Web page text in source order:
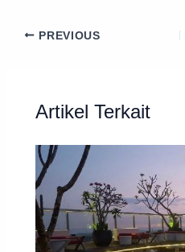
PREVIOUS
Artikel Terkait